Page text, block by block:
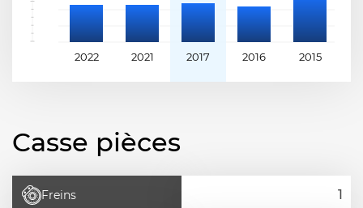
2022 2021 2017 2016 2015
Casse pièces
Freins